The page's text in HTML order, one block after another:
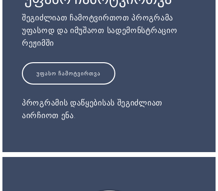
შეგიძლიათ ჩამოტვირთოთ პროგრამა
უფასოდ და იმუშაოთ სადემონსტრაციო
რეჟიმში
ᲣᲤᲐᲡᲝ ᲩᲐᲛᲝᲢᲕᲘᲠᲗᲕᲐ
პროგრამის დაწყებისას შეგიძლიათ
აირჩიოთ ენა.